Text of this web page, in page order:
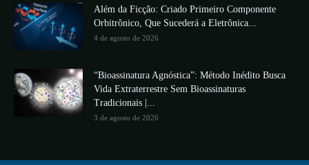
Além da Ficção: Criado Primeiro Componente
Orbitrônico, Que Sucederá a Eletrônica...
4 de agosto de 2026
“Bioassinatura Agnóstica”: Método Inédito Busca
Vida Extraterrestre Sem Bioassinaturas
Tradicionais |...
3 de agosto de 2026